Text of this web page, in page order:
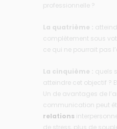
professionnelle ?
La quatrième :
complètement sous
ce qui ne pourrait pas
La cinquième : quels
atteindre cet objectif ?
Un de avantages de
communication peut
relations
de stress, plus de